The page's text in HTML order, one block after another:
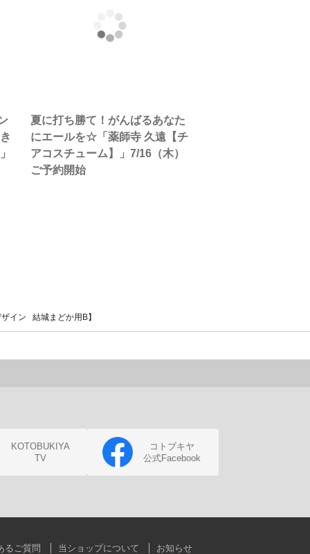
夏に打ち勝て！がんばるあなた
にエールを☆「薬師寺 久遠【チ
アコスチューム】」7/16（木）
ご予約開始
イン 結城まどか用B】
KOTOBUKIYA
TV
コトブキヤ
公式Facebook
るご質問 当ショップについて お知らせ